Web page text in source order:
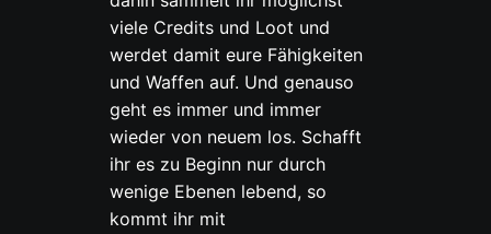
viele Credits und Loot und
werdet damit eure Fähigkeiten
und Waffen auf. Und genauso
geht es immer und immer
wieder von neuem los. Schafft
ihr es zu Beginn nur durch
wenige Ebenen lebend, so
kommt ihr mit